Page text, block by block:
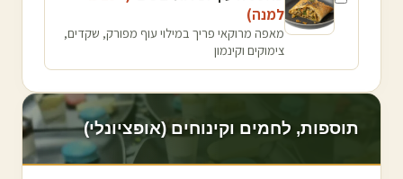
למנה)
מאפה מרוקאי פריך במילוי עוף מפורק, שקדים,
צימוקים וקינמון
תוספות, לחמים וקינוחים (אופציונלי)